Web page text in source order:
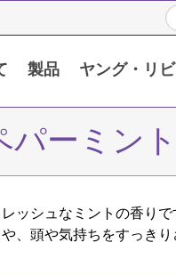
製品 ヤング・リ
パーミン
ッシュなミントの香り
、頭や気持ちをすっき